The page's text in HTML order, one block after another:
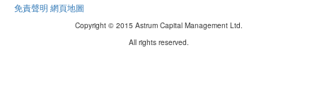
免責聲明 網頁地圖
Copyright © 2015 Astrum Capital Management Ltd.
All rights reserved.